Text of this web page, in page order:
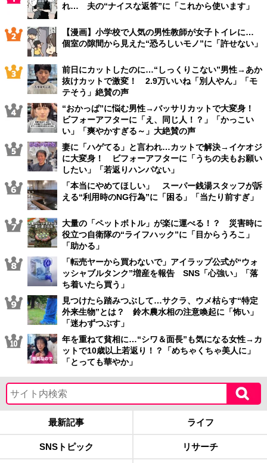
れ… 夫の“ナイスな返答”に「これから使います」
【漫画】小学校で人気の男性教師が女子トイレに…
個室の隙間から見えた“恐ろしいモノ”に「許せない」
前日にカットしたのに…“しっくりこない”男性→あか
抜けカットで激変！ 2.9万いいね「別人やん」「モ
テそう」絶賛の声
“おかっぱ”に悩む男性→バッサリカットで大変身！
ビフォーアフターに「え、同じ人！？」「かっこい
い」「爽やかすぎる～」大絶賛の声
妻に「ハゲてる」と言われ…カットで解決→イケオジ
に大変身！ ビフォーアフターに「うちの夫もお願い
したい」「若返りハンパない」
「本当にやめてほしい」 スーパー銭湯スタッフが訴
える“利用時のNG行為”に「困る」「当たり前すぎ」
大量の「ペットボトル」が楽に運べる！？ 災害時に
役立つ自衛隊の“ライフハック”に「目からうろこ」
「助かる」
「転売ヤーから買わないで」アイラップ公式が“ウォ
ッシャブルタンク”増産を報告 SNS「心強い」「落
ち着いたら買う」
見つけたら踏みつぶして…サクラ、ウメ枯らす“特定
外来生物”とは？ 鈴木農水相の注意喚起に「怖い」
「迷わずつぶす」
年を重ねて貧相に…“シワ＆面長”も気になる女性→カ
ットで10歳以上若返り！？「めちゃくちゃ美人に」
「とっても華やか」
最新記事 ライフ
SNSトピック リサーチ